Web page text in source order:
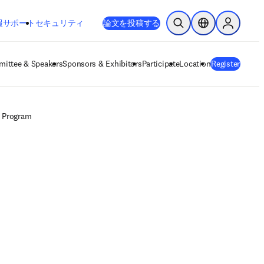
サポート 新しいタブ／ウィンドウで開く
opens in new tab/window
セキュリティ 論文を投稿する 検索を開くロケーションセ
Sign in to
& SpeakersSponsors & ExhibitorsParticipateLocationRegister
Program